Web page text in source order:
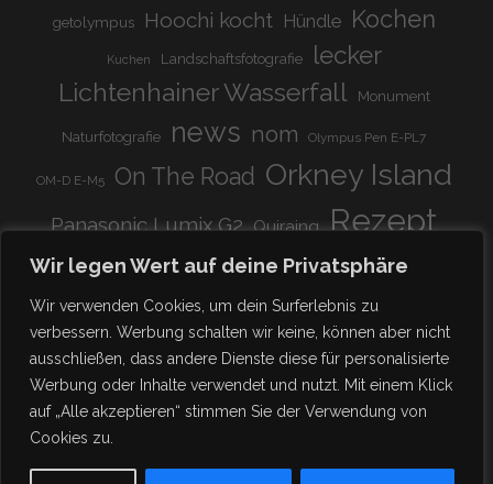
Wir legen Wert auf deine Privatsphäre
Wir verwenden Cookies, um dein Surferlebnis zu
verbessern. Werbung schalten wir keine, können aber nicht
ausschließen, dass andere Dienste diese für personalisierte
Werbung oder Inhalte verwendet und nutzt. Mit einem Klick
auf „Alle akzeptieren“ stimmen Sie der Verwendung von
Cookies zu.
getolympus Hoochi kocht Hündle Kochen
Kuchen Landschaftsfotografie lecker
Lichtenhainer Wasserfall Monument
Naturfotografie news nom Olympus Pen E-PL7
OM-D E-M5 On The Road Orkney Island
Panasonic Lumix G2 Quiraing Rezept
Rundreise schnell & einfach Scotland
Stadion super lecker Systemkamera
vegetarisch Viadukt weitnau woooohoooo!!!!
zu Hause ♥